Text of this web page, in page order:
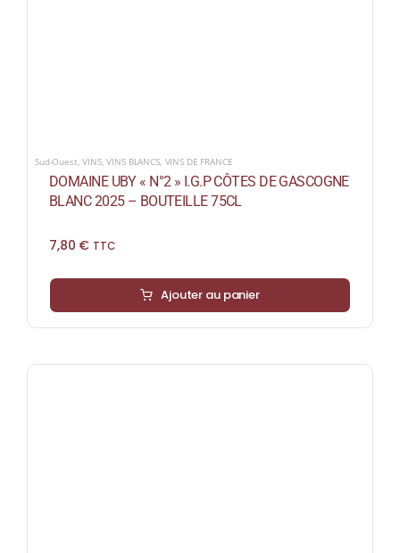
Sud-Ouest ,VINS,VINS BLANCS, VINS DE FRANCE
DOMAINE UBY « N°2 » I.G.P CÔTES DE GASCOGNE
BLANC 2025 – BOUTEILLE 75CL
7,80 € TTC
Ajouter au panier